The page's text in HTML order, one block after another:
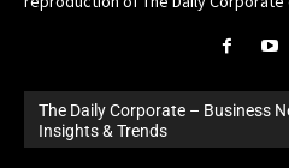
The Daily Corporate – Business
Insights & Trends